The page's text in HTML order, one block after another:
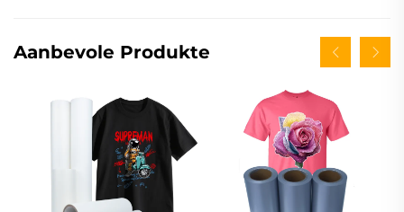
Aanbevole Produkte